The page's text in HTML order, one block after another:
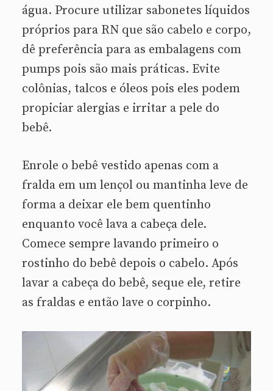
água. Procure utilizar sabonetes líquidos
próprios para RN que são cabelo e corpo,
dê preferência para as embalagens com
pumps pois são mais práticas. Evite
colônias, talcos e óleos pois eles podem
propiciar alergias e irritar a pele do
bebê.
Enrole o bebê vestido apenas com a
fralda em um lençol ou mantinha leve de
forma a deixar ele bem quentinho
enquanto você lava a cabeça dele.
Comece sempre lavando primeiro o
rostinho do bebê depois o cabelo. Após
lavar a cabeça do bebê, seque ele, retire
as fraldas e então lave o corpinho.